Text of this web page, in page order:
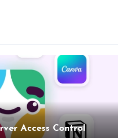
Access Control